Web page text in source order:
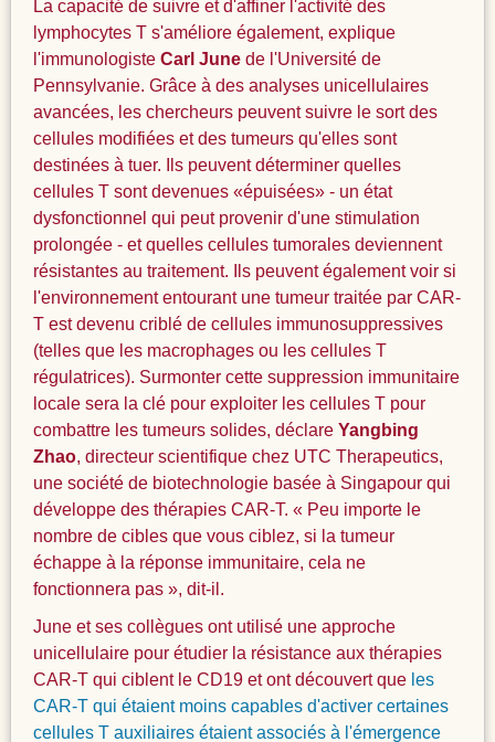
La capacité de suivre et d'affiner l'activité des
lymphocytes T s'améliore également, explique
l'immunologiste Carl Junede l'Université de
Pennsylvanie. Grâce à des analyses unicellulaires
avancées, les chercheurs peuvent suivre le sort des
cellules modifiées et des tumeurs qu'elles sont
destinées à tuer. Ils peuvent déterminer quelles
cellules T sont devenues «épuisées» - un état
dysfonctionnel qui peut provenir d'une stimulation
prolongée - et quelles cellules tumorales deviennent
résistantes au traitement. Ils peuvent également voir si
l'environnement entourant une tumeur traitée par CAR-
T est devenu criblé de cellules immunosuppressives
(telles que les macrophages ou les cellules T
régulatrices). Surmonter cette suppression immunitaire
locale sera la clé pour exploiter les cellules T pour
combattre les tumeurs solides, déclare Yangbing
Zhao, directeur scientifique chez UTC Therapeutics,
une société de biotechnologie basée à Singapour qui
développe des thérapies CAR-T. « Peu importe le
nombre de cibles que vous ciblez, si la tumeur
échappe à la réponse immunitaire, cela ne
fonctionnera pas », dit-il.
June et ses collègues ont utilisé une approche
unicellulaire pour étudier la résistance aux thérapies
CAR-T qui ciblent le CD19 et ont découvert que les
CAR-T qui étaient moins capables d'activer certaines
cellules T auxiliaires étaient associés à l'émergence